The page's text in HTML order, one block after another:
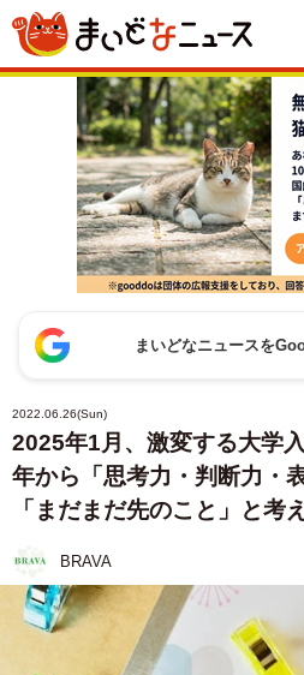
まいどなニュースを
2022.06.26(Sun)
2025年1月、激変する大学
年から「思考力・判断力・
「まだまだ先のこと」と
BRAVA